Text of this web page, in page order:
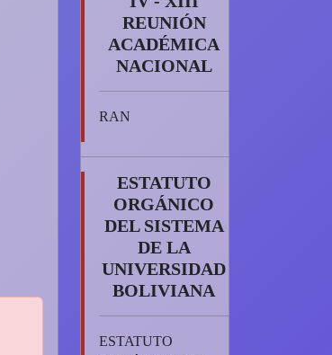
REUNIÓN
ACADÉMICA
NACIONAL
RAN
ESTATUTO
ORGÁNICO
DEL SISTEMA
DE LA
UNIVERSIDAD
BOLIVIANA
ESTATUTO